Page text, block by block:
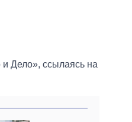
Дело», ссылаясь на